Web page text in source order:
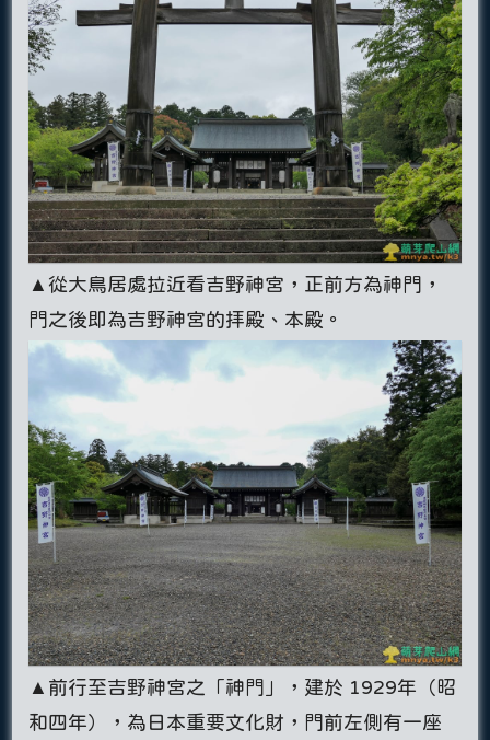
▲從大鳥居處拉近看吉野神宮，正前方為神門，
門之後即為吉野神宮的拝殿、本殿。
▲前行至吉野神宮之「神門」，建於 1929年（昭
和四年），為日本重要文化財，門前左側有一座